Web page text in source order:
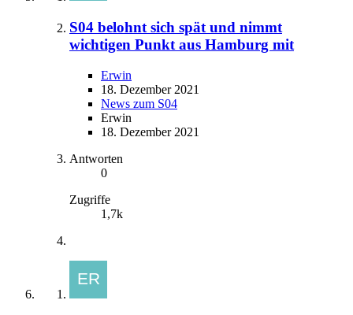
S04 belohnt sich spät und nimmt
wichtigen Punkt aus Hamburg mit
Erwin
18. Dezember 2021
News zum S04
Erwin
18. Dezember 2021
Antworten
0
Zugriffe
1,7k